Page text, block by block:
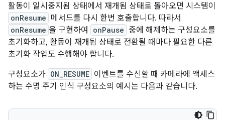
활동이 일시중지됨 상태에서 재개됨 상태로 돌아오면 시스템이
onResume 메서드를 다시 한번 호출합니다. 따라서
onResume 을 구현하여 onPause 중에 해제하는 구성요소를
초기화하고, 활동이 재개됨 상태로 전환될 때마다 필요한 다른
초기화 작업도 수행해야 합니다.
구성요소가 ON_RESUME 이벤트를 수신할 때 카메라에 액세스
하는 수명 주기 인식 구성요소의 예시는 다음과 같습니다.